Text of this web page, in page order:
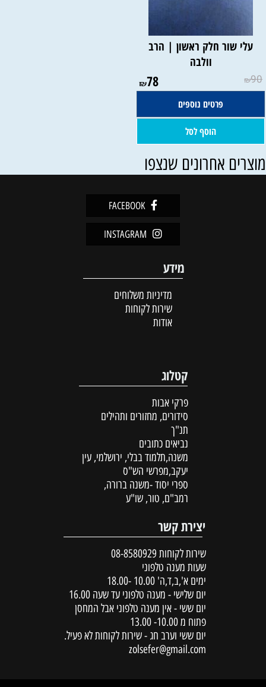
עלי שור חלק ראשון | הרב
וולבה
₪90
₪78
פרטים נוספים
הוסף לסל
אחרונים שנצפו
FACEBOOK
INSTAGRAM
מידע
מדיניות משלוחים
שירות לקוחות
אודות
קטלוג
פרקי אבות
סידורים, מחזורים ותהילים
תנ"ך
נביאים כתובים
משנה,תלמוד בבלי, ירושלמי, עין
יעקב,מפרשי הש"ס
ספרי יסוד -משנה ברורה,
רמב"ם, טור, שו"ע
יצירת קשר
שירות לקוחות 08-8580929
שעות מענה טלפוני
ימים א',ב,ד,ה' 10.00 -18.00
יום שלישי - מענה טלפוני עד שעה 16.00
יום ששי - אין מענה טלפוני אבל המחסן
פתוח מ 10.00- 13.00
יום ששי וערב חג - שירות לקוחות לא פעיל.
zolsefer@gmail.com